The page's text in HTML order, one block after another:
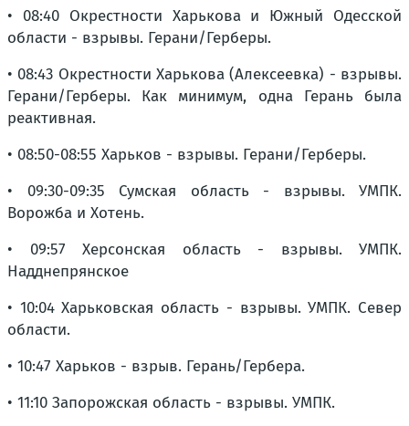
• 08:40 Окрестности Харькова и Южный Одесской
области - взрывы. Герани/Герберы.
• 08:43 Окрестности Харькова (Алексеевка) - взрывы.
Герани/Герберы. Как минимум, одна Герань была
реактивная.
• 08:50-08:55 Харьков - взрывы. Герани/Герберы.
• 09:30-09:35 Сумская область - взрывы. УМПК.
Ворожба и Хотень.
• 09:57 Херсонская область - взрывы. УМПК.
Надднепрянское
• 10:04 Харьковская область - взрывы. УМПК. Север
области.
• 10:47 Харьков - взрыв. Герань/Гербера.
• 11:10 Запорожская область - взрывы. УМПК.